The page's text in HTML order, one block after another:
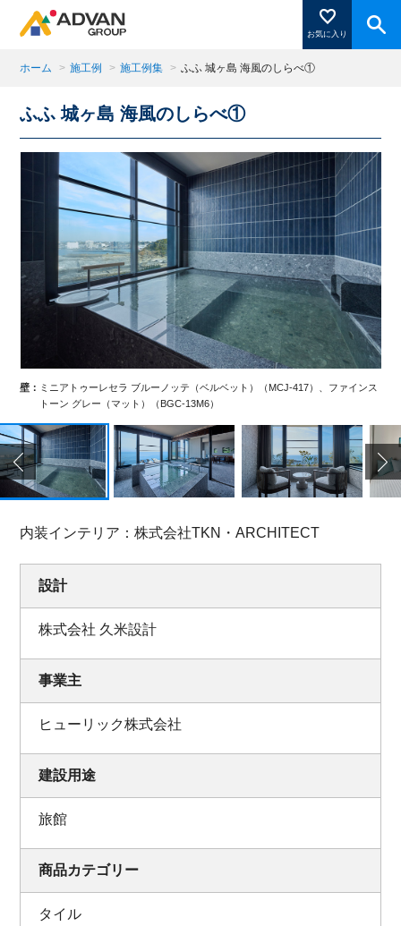
お気に入り
商品ページにある「お気に入り登録」を押すと登録した
商品がここに表示されます。
閉じる
ホーム > 施工例 > 施工例集 > ふふ 城ヶ島 海風のしらべ①
ふふ 城ヶ島 海風のしらべ①
壁： ミニアトゥーレセラ ブルーノッテ（ベルベット）（MCJ-417）、ファインス
トーン グレー（マット）（BGC-13M6）
内装インテリア：株式会社TKN・ARCHITECT
設計
株式会社 久米設計
事業主
ヒューリック株式会社
建設用途
旅館
商品カテゴリー
タイル